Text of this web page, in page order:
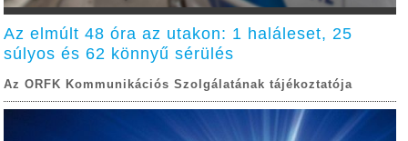
Az elmúlt 48 óra az utakon: 1 haláleset, 25
súlyos és 62 könnyű sérülés
Az ORFK Kommunikációs Szolgálatának tájékoztatója